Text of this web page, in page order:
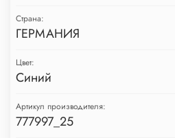
Страна:
ГЕРМАНИЯ
Цвет:
Синий
Артикул производителя:
777997_25